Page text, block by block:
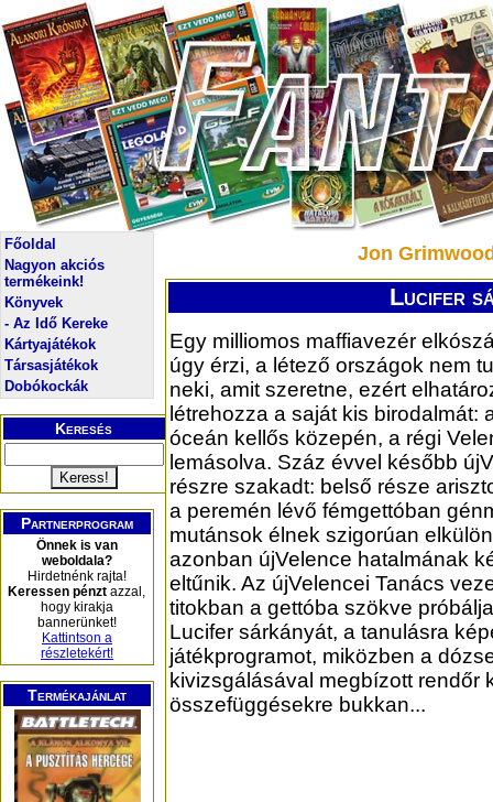
Főoldal
Nagyon akciós
termékeink!
Könyvek
- Az Idő Kereke
Kártyajátékok
Társasjátékok
Dobókockák
Keresés
Partnerprogram
Önnek is van
weboldala?
Hirdetnénk rajta!
Keressen pénzt azzal,
hogy kirakja
bannerünket!
Kattintson a
részletekért!
Termékajánlat
Jon
Lucifer
Egy milliomos maffiavezér
úgy érzi, a létező országok nem
neki, amit szeretne, ezért
létrehozza a saját kis birodalmát:
óceán kellős közepén, a régi
lemásolva. Száz évvel később
részre szakadt: belső része
a peremén lévő fémgettóban
mutánsok élnek szigorúan
azonban újVelence hatalmának
eltűnik. Az újVelencei Tanács
titokban a gettóba szökve
Lucifer sárkányát, a tanulásra
játékprogramot, miközben a
kivizsgálásával megbízott rendőr
összefüggésekre bukkan...